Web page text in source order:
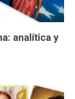
analítica y